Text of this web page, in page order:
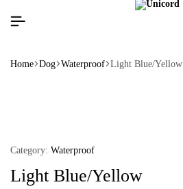
Home Dog Waterproof Light Blue/Yellow
Category: Waterproof
Light Blue/Yellow